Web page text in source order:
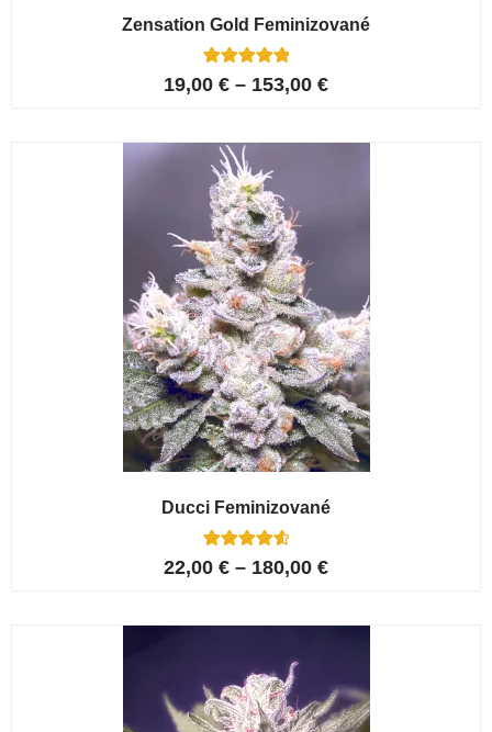
Zensation Gold Feminizované
Hodnoceno
5.00
6
zákazníků
19,00 € – 153,00 €
Ducci Feminizované
Hodnoceno
4.67
6
22,00 € – 180,00 €